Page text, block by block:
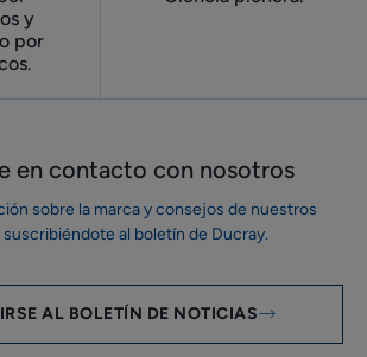
y
por
en contacto con nosotros
sobre la marca y consejos de nuestros
al boletín de Ducray.
AL BOLETÍN DE NOTICIAS